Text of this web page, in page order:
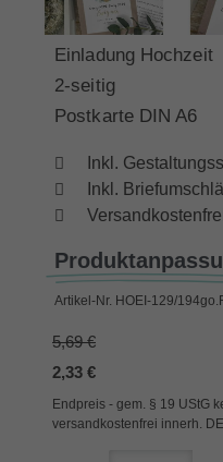
Einladung Hochzeit
2-seitig
Postkarte DIN A6
Inkl.
Inkl.
Artikel-Nr. HOEI-129/
5,69 €
2,33 €
Endpreis - gem. § 19 UStG
versandkostenfrei innerh. DE